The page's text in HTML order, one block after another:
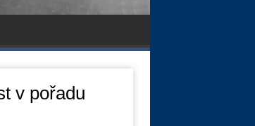
v pořadu